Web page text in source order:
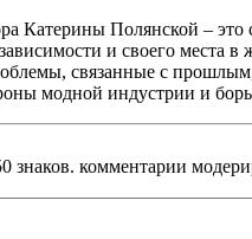
Катерины Полянской –
и своего места
связанные с прошлым,
модной индустрии и
знаков. комментарии